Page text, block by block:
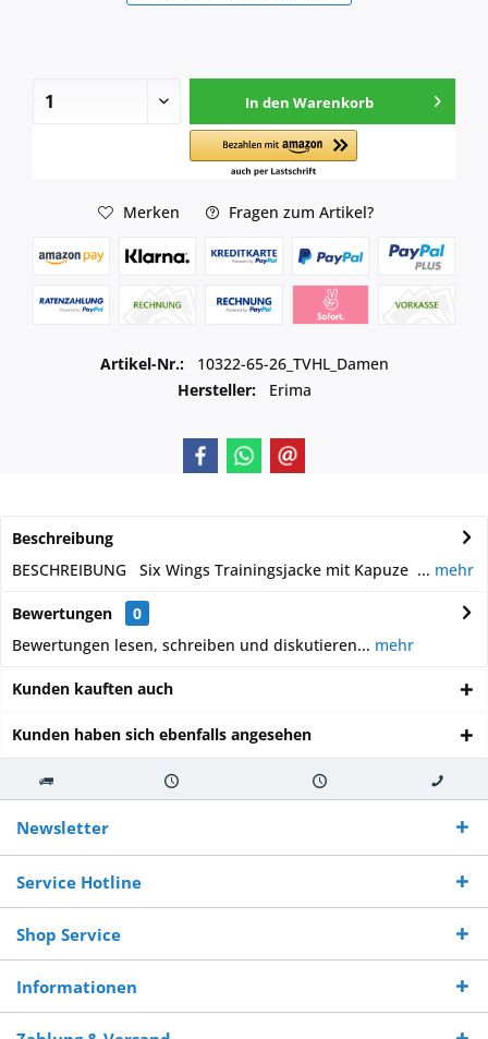
In den Warenkorb
Merken Fragen zum Artikel?
Artikel-Nr.:
10322-65-26_TVHL_Damen
Hersteller:
Erima
Beschreibung
BESCHREIBUNG Six Wings Trainingsjacke mit Kapuze ... mehr
Bewertungen
0
Bewertungen lesen, schreiben und diskutieren... mehr
Kunden kauften auch
Kunden haben sich ebenfalls angesehen
Kostenloser
Versand ab €
250,-
Versand innerhalb von Versand von So erreichen
Sie uns 0160
970 511 90
Newsletter
Service Hotline
Shop Service
Informationen